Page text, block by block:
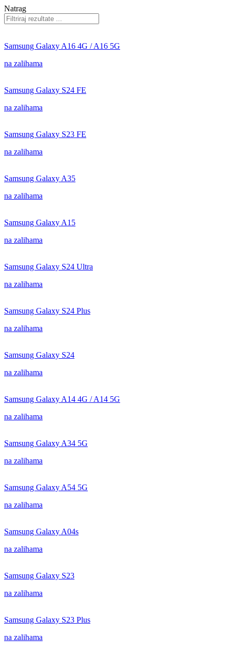
Natrag
Samsung Galaxy A16 4G / A16 5G
na zalihama
Samsung Galaxy S24 FE
na zalihama
Samsung Galaxy S23 FE
na zalihama
Samsung Galaxy A35
na zalihama
Samsung Galaxy A15
na zalihama
Samsung Galaxy S24 Ultra
na zalihama
Samsung Galaxy S24 Plus
na zalihama
Samsung Galaxy S24
na zalihama
Samsung Galaxy A14 4G / A14 5G
na zalihama
Samsung Galaxy A34 5G
na zalihama
Samsung Galaxy A54 5G
na zalihama
Samsung Galaxy A04s
na zalihama
Samsung Galaxy S23
na zalihama
Samsung Galaxy S23 Plus
na zalihama